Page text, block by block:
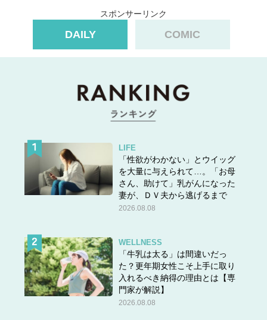
スポンサーリンク
DAILY COMIC
LIFE
「性欲がわかない」とウイッグ
を大量に与えられて…。「お母
さん、助けて」乳がんになった
妻が、ＤＶ夫から逃げるまで
2026.08.08
WELLNESS
「牛乳は太る」は間違いだっ
た？更年期女性こそ上手に取り
入れるべき納得の理由とは【専
門家が解説】
2026.08.08